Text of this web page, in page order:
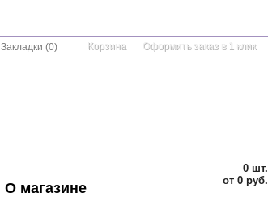
Корзина Оформить заказ в 1 клик
Закладки (0)
0 шт.
от 0 руб.
О магазине